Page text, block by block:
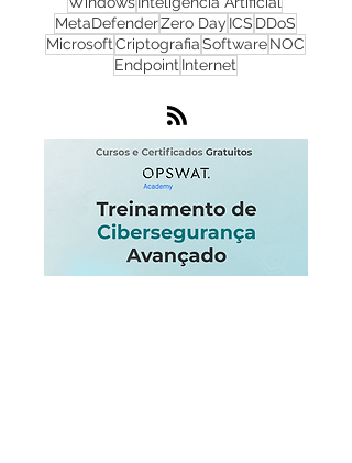
PhishingFlowmon IAIoT
Monitoramento de RedeNuvemSOC
WindowsInteligência Artificial
MetaDefenderZero DayICS
EndpointInternet